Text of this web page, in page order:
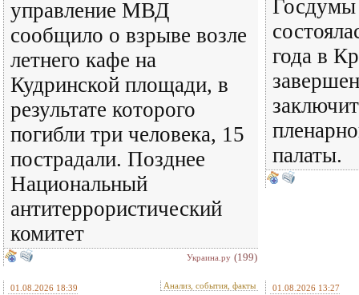
управление МВД
сообщило о взрыве возле
летнего кафе на
Кудринской площади, в
результате которого
погибли три человека, 15
пострадали. Позднее
Национальный
антитеррористический
комитет
Украина.ру (199)
года в
палаты.
01.08.2026 18:39 Анализ, события, факты 01.08.2026 13:27